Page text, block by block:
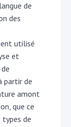
de
des
utilisé
et
partir de
amont
que ce
de